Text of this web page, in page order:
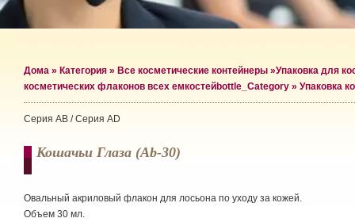
Дома » Категория » Все косметические контейнеры »Упаковка для
косметических флаконов всех емкостейbottle_Category » Упаковка
Серия AB / Серия AD
Кошачьи Глаза (ab-30)
Овальный акриловый флакон для лосьона по уходу за кожей.
Объем 30 мл.